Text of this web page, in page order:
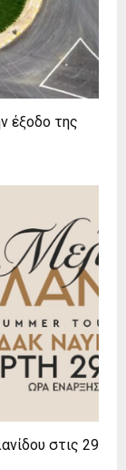
έξοδο της
στις 29